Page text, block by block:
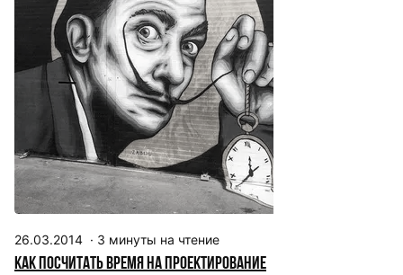
26.03.2014 · 3 минуты на чтение
Как посчитать время на проектирование